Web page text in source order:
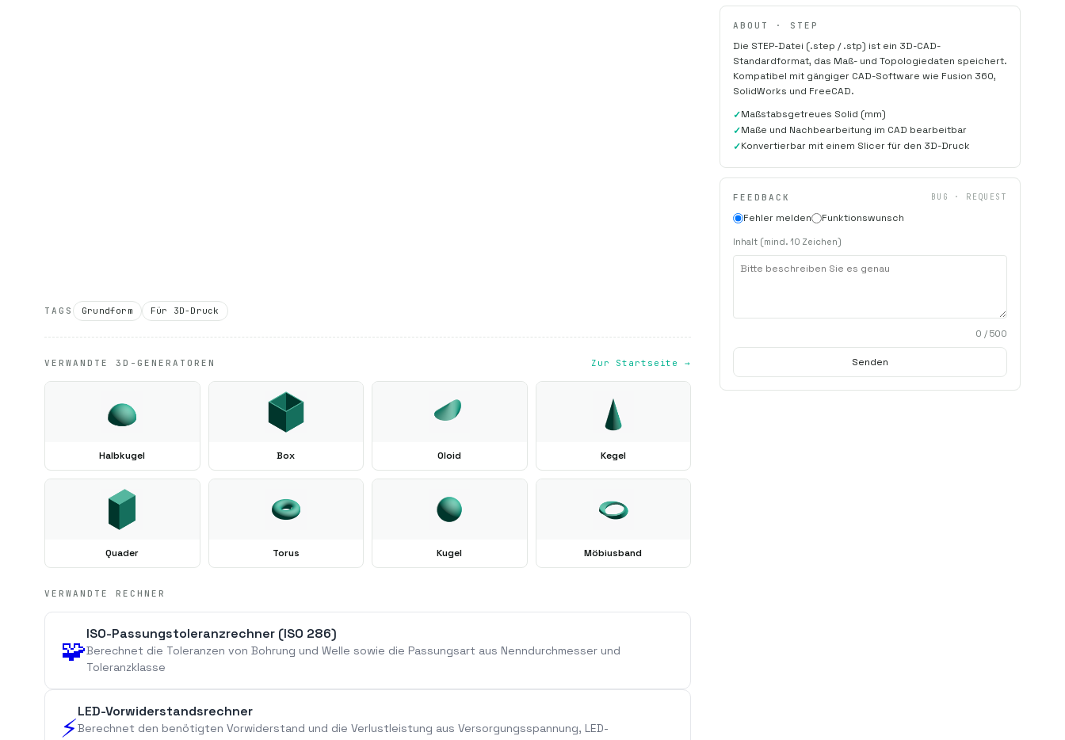
TAGS Grundform Für 3D-Druck
VERWANDTE 3D-GENERATOREN Zur Startseite →
Halbkugel Box Oloid Kegel
Quader Torus Kugel Möbiusband
VERWANDTE RECHNER
🧩
ISO-Passungstoleranzrechner (ISO 286)
Berechnet die Toleranzen von Bohrung und Welle sowie die Passungsart aus Nenndurchmesser und
Toleranzklasse
⚡
LED-Vorwiderstandsrechner
Berechnet den benötigten Vorwiderstand und die Verlustleistung aus Versorgungsspannung, LED-
ABOUT · STEP
Die STEP-Datei (.step / .stp) ist ein 3D-CAD-
Standardformat, das Maß- und Topologiedaten speichert.
Kompatibel mit gängiger CAD-Software wie Fusion 360,
SolidWorks und FreeCAD.
Maßstabsgetreues Solid (mm)
Maße und Nachbearbeitung im CAD bearbeitbar
Konvertierbar mit einem Slicer für den 3D-Druck
FEEDBACK BUG · REQUEST
Fehler melden Funktionswunsch
Inhalt (mind. 10 Zeichen)
0 / 500
Senden